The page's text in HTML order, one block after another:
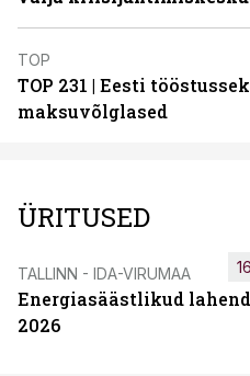
TOP
TOP 231 | Eesti
maksuvõlglased
ÜRITUSED
TALLINN - IDA-VIRUMAA
Energiasäästlikud
2026